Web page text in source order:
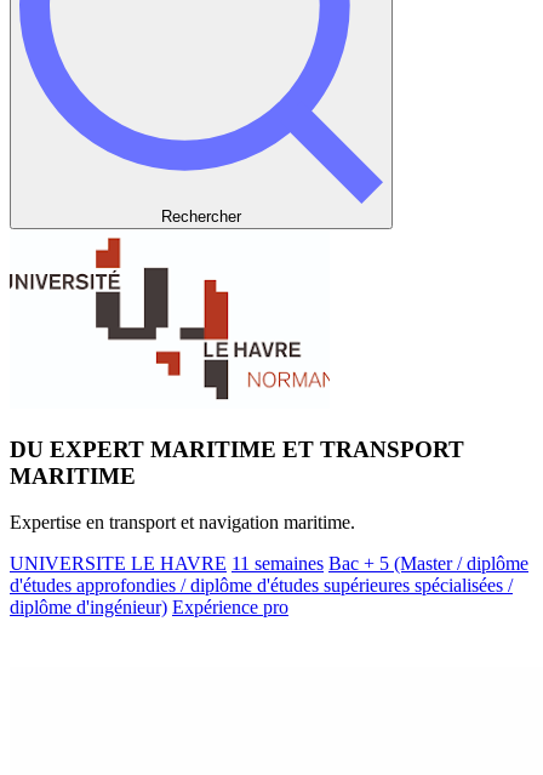
Rechercher
DU EXPERT MARITIME ET TRANSPORT
MARITIME
Expertise en transport et navigation maritime.
UNIVERSITE LE HAVRE 11 semaines Bac + 5 (Master / diplôme
d'études approfondies / diplôme d'études supérieures spécialisées /
diplôme d'ingénieur) Expérience pro